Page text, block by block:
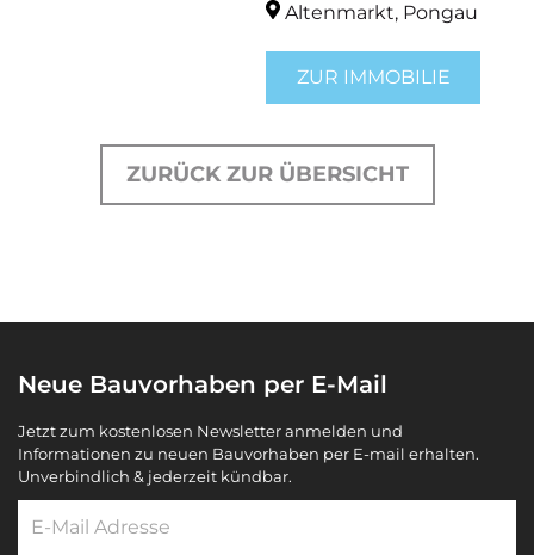
Altenmarkt, Pongau
ZURÜCK ZUR ÜBERSICHT
Neue Bauvorhaben per E-Mail
Jetzt zum kostenlosen Newsletter anmelden und
Informationen zu neuen Bauvorhaben per E-mail erhalten.
Unverbindlich & jederzeit kündbar.